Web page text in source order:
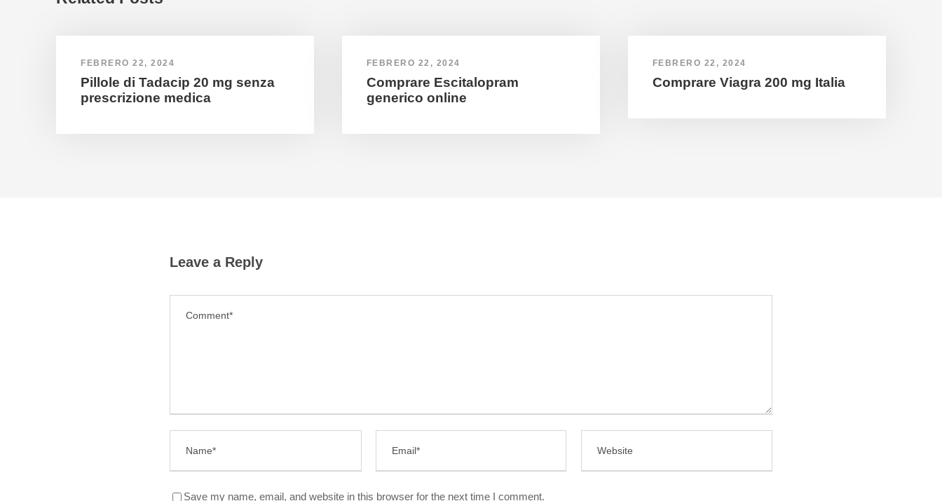
FEBRERO 22, 2024
Pillole di Tadacip 20 mg senza
prescrizione medica
FEBRERO 22, 2024
Comprare Escitalopram
generico online
FEBRERO 22, 2024
Comprare Viagra 200 mg Italia
Leave a Reply
Save my name, email, and website in this browser for the next time I comment.